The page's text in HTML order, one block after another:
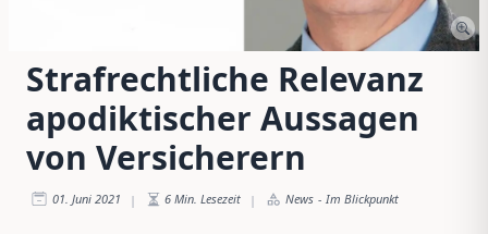
Strafrechtliche Relevanz
apodiktischer Aussagen
von Versicherern
01. Juni 2021 | 6 Min. Lesezeit | News - Im Blickpunkt